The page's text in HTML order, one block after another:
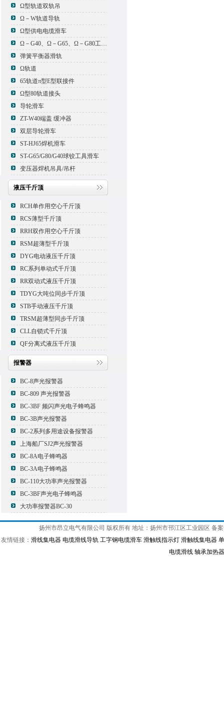
Ω型轨道双轨吊
Ω－W轨道导轨
Ω型供电电缆滑车
Ω－G40、Ω－G65、Ω－G80工具滑车
弹簧平衡器滑轨
Ω轨道
65轨道π型E型联接件
Ω型80轨道接头
导轮滑车
ZT-W40端盖 缓冲器
双层导轮滑车
ST-HJ65焊机滑车
ST-G65/G80/G40球铰工具滑车
变压器焊机吊具/吊杆
液压千斤顶
RCH单作用空心千斤顶
RCS薄型千斤顶
RRH双作用空心千斤顶
RSM超薄型千斤顶
DYG电动液压千斤顶
RC系列单动式千斤顶
RR双动式液压千斤顶
TDYG大吨位同步千斤顶
STB手动液压千斤顶
TRSM超薄型同步千斤顶
CLL自锁式千斤顶
QF分离式液压千斤顶
报警器
BC-8声光报警器
BC-809 声光报警器
BC-3BF 频闪声光电子蜂鸣器
BC-3B声光报警器
BC-2系列多用途设备报警器
上海船厂SJ2声光报警器
BC-8A电子蜂鸣器
BC-3A电子蜂鸣器
BC-110大功率声光报警器
BC-3BF声光电子蜂鸣器
大功率报警器BC-30
扬州市昂立电气有限公司 版权所有 地址：扬州市邗江区工业园区 备
友情链接： 滑线集电器 电缆滑线导轨 工字钢电缆滑车 滑触线指示灯 滑触线集电器
电缆滑线 轴承加热器